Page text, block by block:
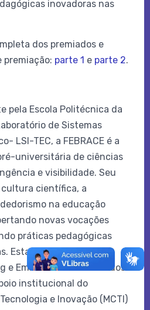
inovadoras nas
dos premiados e
premiação: parte 1 e parte 2.
pela Escola Politécnica da
de Sistemas
LSI-TEC, a FEBRACE é a
universitária de ciências
e visibilidade. Seu
científica, a
na educação
novas vocações
práticas pedagógicas
Esta edição tem o
e Embaixada e Consulados
institucional do
e Inovação (MCTI)